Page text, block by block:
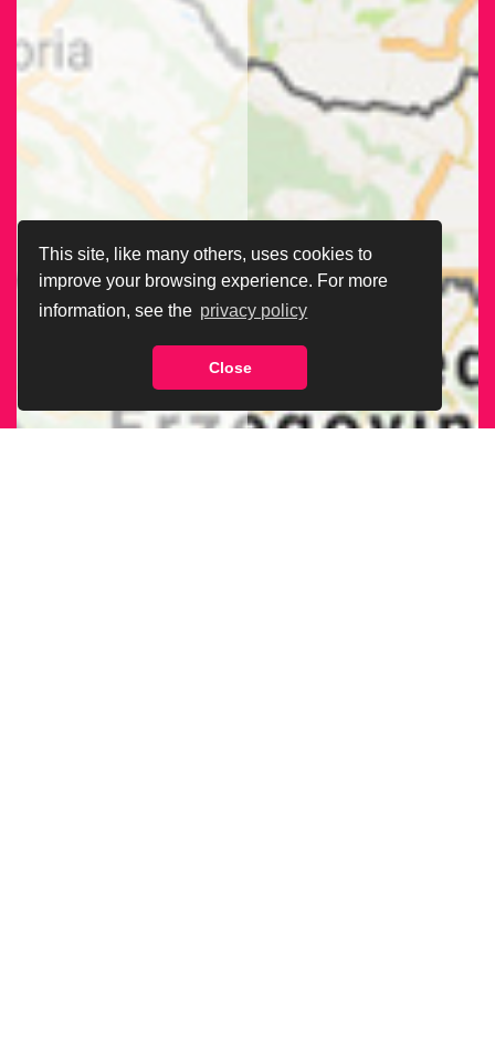
This site, like many others, uses cookies to
improve your browsing experience. For more
information, see the privacy policy
Close